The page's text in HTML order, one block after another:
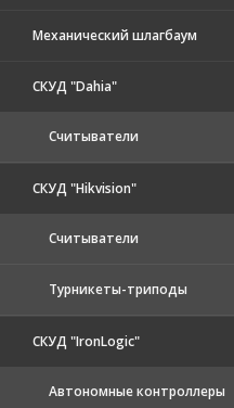
Механический шлагбаум
СКУД "Dahia"
Считыватели
СКУД "Hikvision"
Считыватели
Турникеты-триподы
СКУД "IronLogic"
Автономные контроллеры